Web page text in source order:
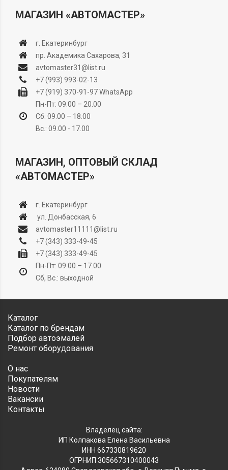
МАГАЗИН «АВТОМАСТЕР»
г. Екатеринбург
пр. Академика Сахарова, 31
avtomaster31@list.ru
+7 (993) 993-02-13
+7 (919) 370-91-97WhatsApp
Пн-Пт: 09.00 – 20.00
Сб: 09.00 – 18.00
Вс.: 09.00 - 17.00
МАГАЗИН, ОПТОВЫЙ СКЛАД
«АВТОМАСТЕР»
г. Екатеринбург
ул. Донбасская, 6
avtomaster11111@list.ru
+7 (343) 333-49-45
+7 (343) 333-49-45
Пн-Пт: 09.00 – 17.00
Сб, Вс.: выходной
Каталог
Каталог по брендам
Подбор автоэмалей
Ремонт оборудования
О нас
Покупателям
Новости
Вакансии
Контакты
Владелец сайта:
ИП Колпакова Елена Васильевна
ИНН 667330819620
ОГРНИП 305667310400043